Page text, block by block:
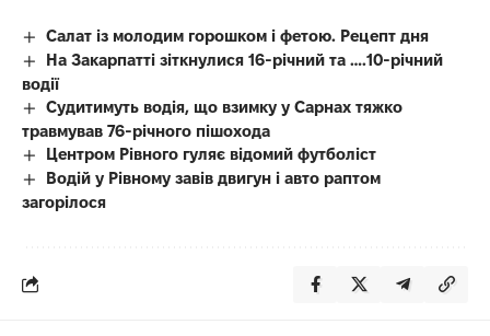
Салат із молодим горошком і фетою. Рецепт дня
На Закарпатті зіткнулися 16-річний та ….10-річний
водії
Судитимуть водія, що взимку у Сарнах тяжко
травмував 76-річного пішохода
Центром Рівного гуляє відомий футболіст
Водій у Рівному завів двигун і авто раптом
загорілося